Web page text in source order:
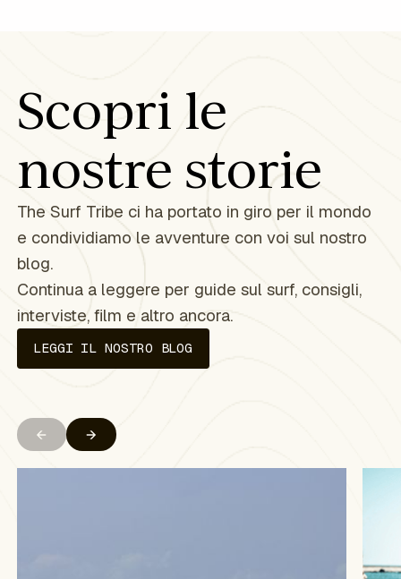
Scopri le
nostre storie
The Surf Tribe ci ha portato in giro per il mondo
e condividiamo le avventure con voi sul nostro
blog.
Continua a leggere per guide sul surf, consigli,
interviste, film e altro ancora.
LEGGI IL NOSTRO BLOG